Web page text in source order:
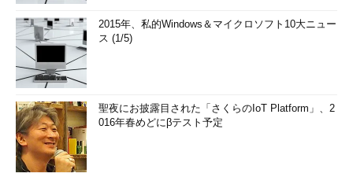
2015年、私的Windows＆マイクロソフト10大ニュー
ス (1/5)
聖夜にお披露目された「さくらのIoT Platform」、2
016年春めどにβテスト予定